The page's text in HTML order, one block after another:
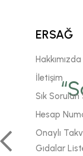
ERSAĞ
Hakkımızda
İletişim
Sık
Hesap
Onaylı
Gıdalar